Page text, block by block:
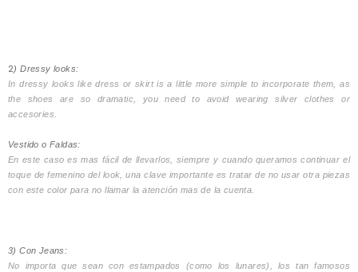
2) Dressy looks:
In dressy looks like dress or skirt is a little more simple to incorporate them, as
the shoes are so dramatic, you need to avoid wearing silver clothes or
accesories.
Vestido o Faldas:
En este caso es mas fácil de llevarlos, siempre y cuando queramos continuar el
toque de femenino del look, una clave importante es tratar de no usar otra piezas
con este color para no llamar la atención mas de la cuenta.
3) Con Jeans:
No importa que sean con estampados (como los lunares), los tan famosos